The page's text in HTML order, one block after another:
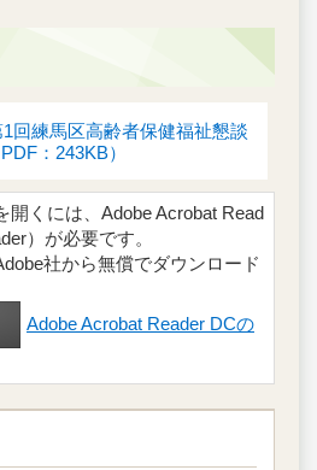
練馬区高齢者保健福祉懇談
：243KB）
開くには、Adobe Acrobat Read
）が必要です。
社から無償でダウンロード
Adobe Acrobat Reader DCの